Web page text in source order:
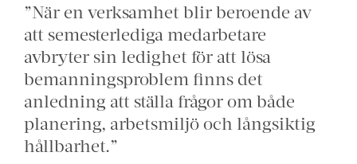
”När en verksamhet blir beroende av
att semesterlediga medarbetare
avbryter sin ledighet för att lösa
bemanningsproblem finns det
anledning att ställa frågor om både
planering, arbetsmiljö och långsiktig
hållbarhet.”